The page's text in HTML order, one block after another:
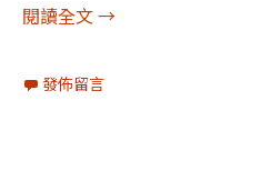
閱讀全文陳樂融影評365：第三
→
發佈留言